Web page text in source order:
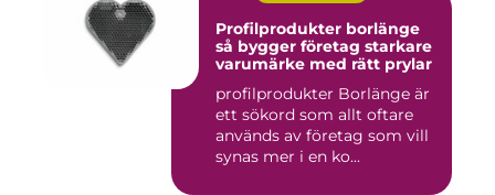
Profilprodukter borlänge
så bygger företag starkare
varumärke med rätt prylar
profilprodukter Borlänge är
ett sökord som allt oftare
används av företag som vill
synas mer i en ko...